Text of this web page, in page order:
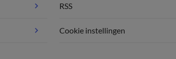
RSS
Cookie instellingen